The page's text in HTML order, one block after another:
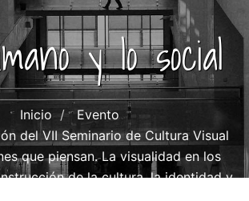
y lo social
Inicio
Evento
del VII Seminario de Cultura Visual
que piensan. La visualidad en los
de la cultura, la identidad y